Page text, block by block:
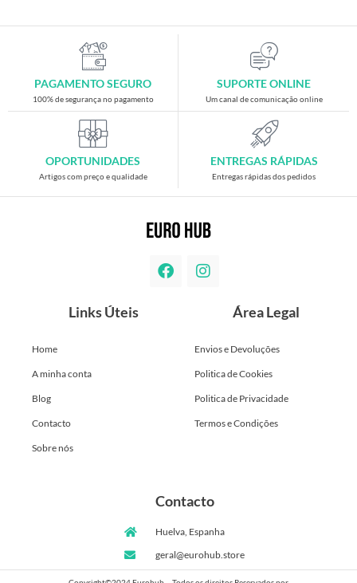
PAGAMENTO SEGURO
100% de segurança no pagamento
SUPORTE ONLINE
Um canal de comunicação online
OPORTUNIDADES
Artigos com preço e qualidade
ENTREGAS RÁPIDAS
Entregas rápidas dos pedidos
Links Úteis
Home
A minha conta
Blog
Contacto
Sobre nós
Área Legal
Envios e Devoluções
Politica de Cookies
Politica de Privacidade
Termos e Condições
Contacto
Huelva, Espanha
geral@eurohub.store